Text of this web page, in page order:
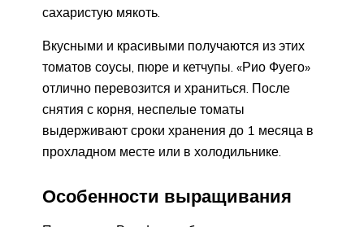
сахаристую мякоть.
Вкусными и красивыми получаются из этих
томатов соусы, пюре и кетчупы. «Рио Фуего»
отлично перевозится и храниться. После
снятия с корня, неспелые томаты
выдерживают сроки хранения до 1 месяца в
прохладном месте или в холодильнике.
Особенности выращивания